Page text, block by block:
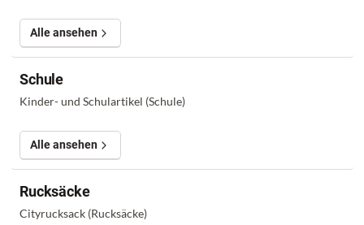
Alle ansehen
Schule
Kinder- und Schulartikel (Schule)
Alle ansehen
Rucksäcke
Cityrucksack (Rucksäcke)